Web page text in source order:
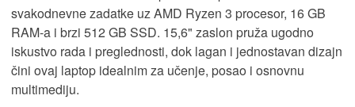
svakodnevne zadatke uz AMD Ryzen 3 procesor, 16 GB
RAM-a i brzi 512 GB SSD. 15,6" zaslon pruža ugodno
iskustvo rada i preglednosti, dok lagan i jednostavan dizajn
čini ovaj laptop idealnim za učenje, posao i osnovnu
multimediju.